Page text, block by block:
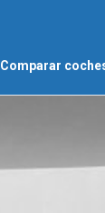
Comparar